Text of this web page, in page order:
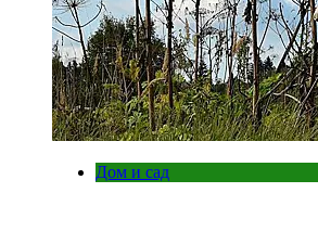
Дом и сад